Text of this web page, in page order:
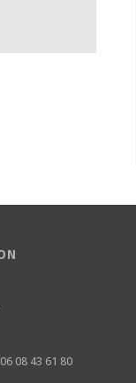
08 43 61 80